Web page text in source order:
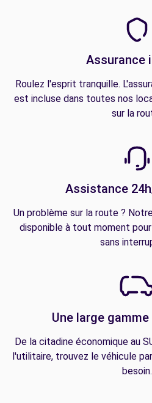
Assurance
Roulez l'esprit tranquille.
est incluse dans toutes nos
sur la
Assistance
Un problème sur la route ?
disponible à tout moment
sans
Une large
De la citadine économique au
l'utilitaire, trouvez le véhicule
besoin.